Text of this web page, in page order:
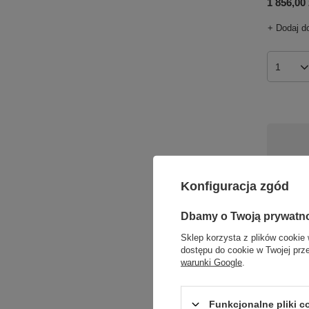
1 856,00
+ Dodaj
Ilość
Italux
Cena
Konfiguracja zgód
Dbamy o Twoją
Sklep korzysta z plików cookie
dostępu do cookie w Twojej
warunki Google
Funkcjonalne pliki